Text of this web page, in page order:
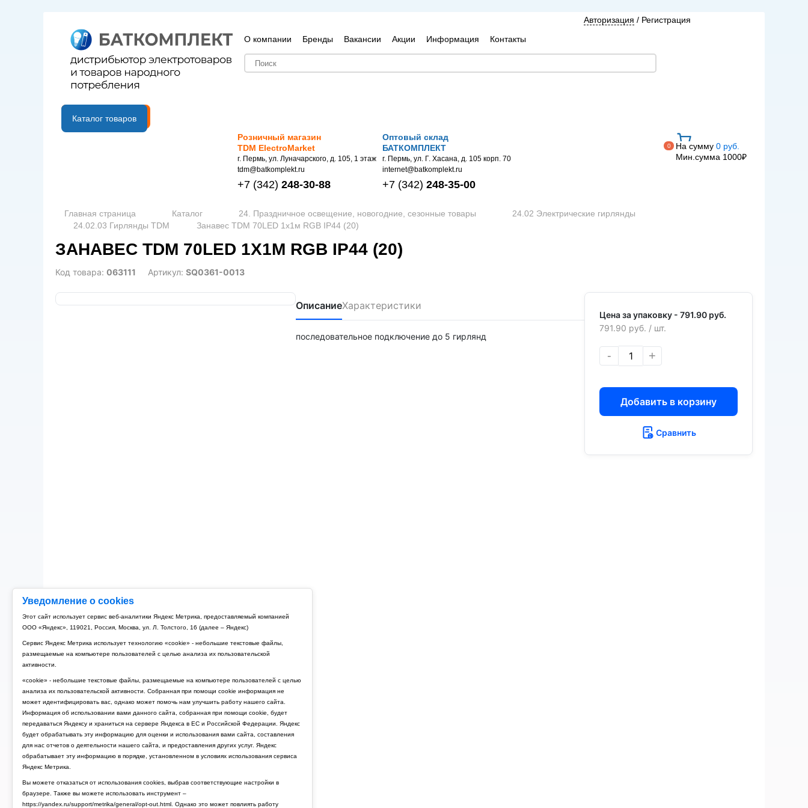
Уведомление о cookies
Этот сайт использует сервис веб-аналитики Яндекс Метрика, предоставляемый компанией
ООО «Яндекс», 119021, Россия, Москва, ул. Л. Толстого, 16 (далее – Яндекс)
Сервис Яндекс Метрика использует технологию «cookie» - небольшие текстовые файлы,
размещаемые на компьютере пользователей с целью анализа их пользовательской
активности.
«cookie» - небольшие текстовые файлы, размещаемые на компьютере пользователей с целью
анализа их пользовательской активности. Собранная при помощи cookie информация не
может идентифицировать вас, однако может помочь нам улучшить работу нашего сайта.
Информация об использовании вами данного сайта, собранная при помощи cookie, будет
передаваться Яндексу и храниться на сервере Яндекса в ЕС и Российской Федерации. Яндекс
будет обрабатывать эту информацию для оценки и использования вами сайта, составления
для нас отчетов о деятельности нашего сайта, и предоставления других услуг. Яндекс
обрабатывает эту информацию в порядке, установленном в условиях использования сервиса
Яндекс Метрика.
Вы можете отказаться от использования cookies, выбрав соответствующие настройки в
браузере. Также вы можете использовать инструмент –
https://yandex.ru/support/metrika/general/opt-out.html. Однако это может повлиять работу
О компании Бренды Вакансии Акции Информация Контакты
Авторизация / Регистрация
B2B портал
Каталог товаров
Розничный магазин
TDM ElectroMarket
г. Пермь, ул. Луначарского, д. 105, 1 этаж
tdm@batkomplekt.ru
+7 (342) 248-30-88
Оптовый склад
БАТКОМПЛЕКТ
г. Пермь, ул. Г. Хасана, д. 105 корп. 70
internet@batkomplekt.ru
+7 (342) 248-35-00
0 На сумму 0 руб.
Мин.сумма 1000₽
Главная страница Каталог 24. Праздничное освещение, новогодние, сезонные товары
24.02 Электрические гирлянды
24.02.03 Гирлянды TDM
Занавес TDM 70LED 1х1м RGB IP44 (20)
ЗАНАВЕС TDM 70LED 1Х1М RGB IP44 (20)
Код товара: 063111 Артикул: SQ0361-0013
ОписаниеХарактеристики
последовательное подключение до 5 гирлянд
Цена за упаковку - 791.90 руб.
791.90 руб. / шт.
- +
Добавить в корзину
Сравнить